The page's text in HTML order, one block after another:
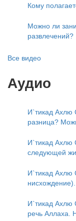
Кому
Можно ли
развлечений?
Все видео
Аудио
И`тикад Ахлю
разница?
И`тикад Ахлю
следующей
Саида ад-
И`тикад Ахлю
физическим
И`тикад Ахлю
речь Аллаха.